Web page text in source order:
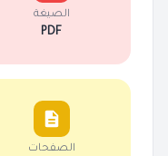
الصيغة
PDF
الصفحات